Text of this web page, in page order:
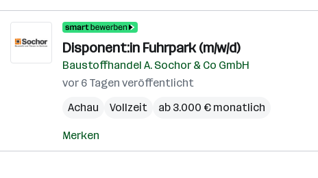
Disponent:in Fuhrpark (m/w/d)
Baustoffhandel A. Sochor & Co GmbH
vor 6 Tagen veröffentlicht
Achau
Vollzeit ab 3.000 € monatlich
Merken